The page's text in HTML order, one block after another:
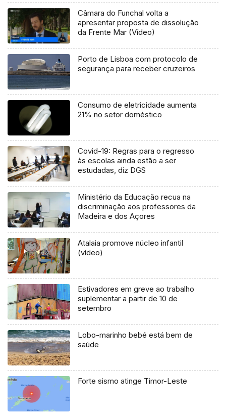
Câmara do Funchal volta a
apresentar proposta de dissolução
da Frente Mar (Vídeo)
Porto de Lisboa com protocolo de
segurança para receber cruzeiros
Consumo de eletricidade aumenta
21% no setor doméstico
Covid-19: Regras para o regresso
às escolas ainda estão a ser
estudadas, diz DGS
Ministério da Educação recua na
discriminação aos professores da
Madeira e dos Açores
Atalaia promove núcleo infantil
(vídeo)
Estivadores em greve ao trabalho
suplementar a partir de 10 de
setembro
Lobo-marinho bebé está bem de
saúde
Forte sismo atinge Timor-Leste